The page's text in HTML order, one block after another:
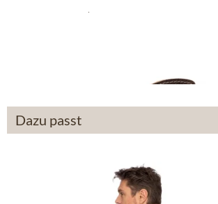
Trachtengürtel 70926 braun
Dazu passt